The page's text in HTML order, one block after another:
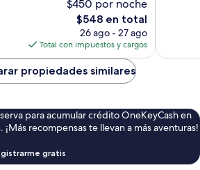
$450 por noche
El
precio
actual
es
de
$548
$548 en total
26 ago - 27 ago
Total con impuestos y cargos
propiedades similares
para acumular crédito OneKeyCash en
¡Más recompensas te llevan a más aventuras!
gratis